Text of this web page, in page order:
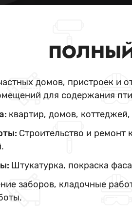
домов, пристроек и
для содержания
квартир, домов,
Строительство и
Штукатурка, покраска
заборов, кладочные